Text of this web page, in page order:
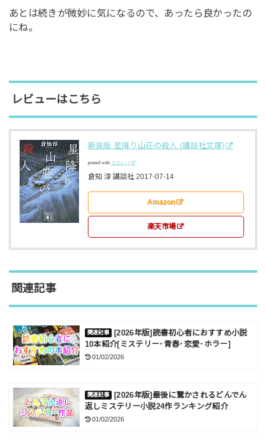
あとは続きが微妙に気になるので、あったら良かったの
にね。
レビューはこちら
新装版 星降り山荘の殺人 (講談社文庫)
posted with カエレバ
倉知 淳 講談社 2017-07-14
Amazon
楽天市場
関連記事
[2026年版]読書初心者におすすめ小説
10本紹介[ミステリー･青春･恋愛･ホラー]
01/02/2026
[2026年版]最後に驚かされるどんでん
返しミステリー小説24作ランキング紹介
01/02/2026